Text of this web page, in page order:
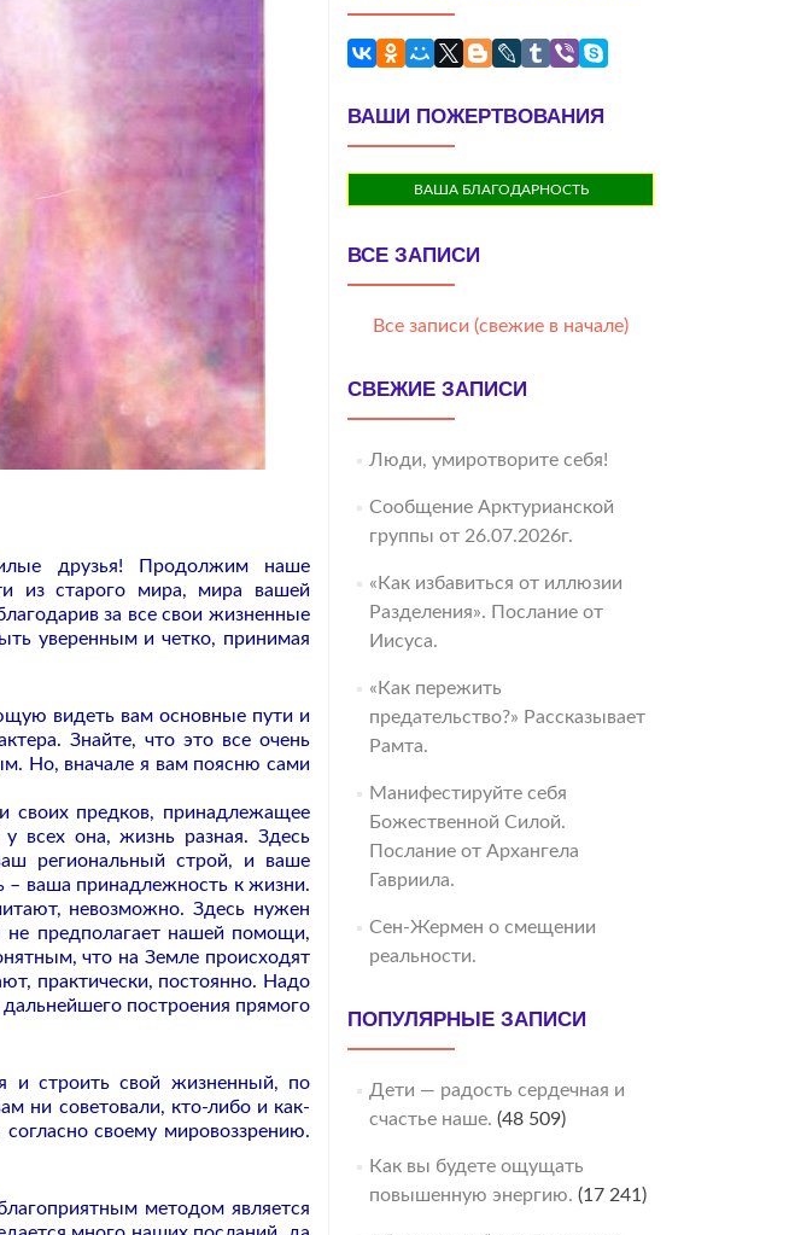
друзья! Продолжим наше
из старого мира, мира вашей
за все свои жизненные
уверенным и четко, принимая
видеть вам основные пути и
Знайте, что это все очень
Но, вначале я вам поясню сами
своих предков, принадлежащее
всех она, жизнь разная. Здесь
региональный строй, и ваше
– ваша принадлежность к жизни.
невозможно. Здесь нужен
не предполагает нашей помощи,
что на Земле происходят
практически, постоянно. Надо
построения прямого
и строить свой жизненный, по
ни советовали, кто-либо и как-
своему мировоззрению.
методом является
ВАШИ ПОЖЕРТВОВАНИЯ
ВАША БЛАГОДАРНОСТЬ
ВСЕ ЗАПИСИ
Все записи (свежие в начале)
СВЕЖИЕ ЗАПИСИ
Люди, умиротворите себя!
Сообщение Арктурианской
группы от 26.07.2026г.
«Как избавиться от иллюзии
Разделения». Послание от
Иисуса.
«Как пережить
предательство?» Рассказывает
Рамта.
Манифестируйте себя
Божественной Силой.
Послание от Архангела
Гавриила.
Сен-Жермен о смещении
реальности.
ПОПУЛЯРНЫЕ ЗАПИСИ
Дети — радость сердечная и
счастье наше. (48 509)
Как вы будете ощущать
повышенную энергию. (17 241)